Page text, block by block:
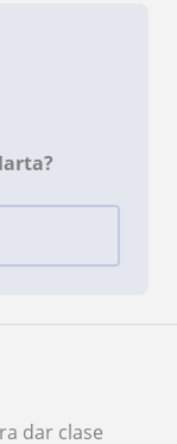
dar clase